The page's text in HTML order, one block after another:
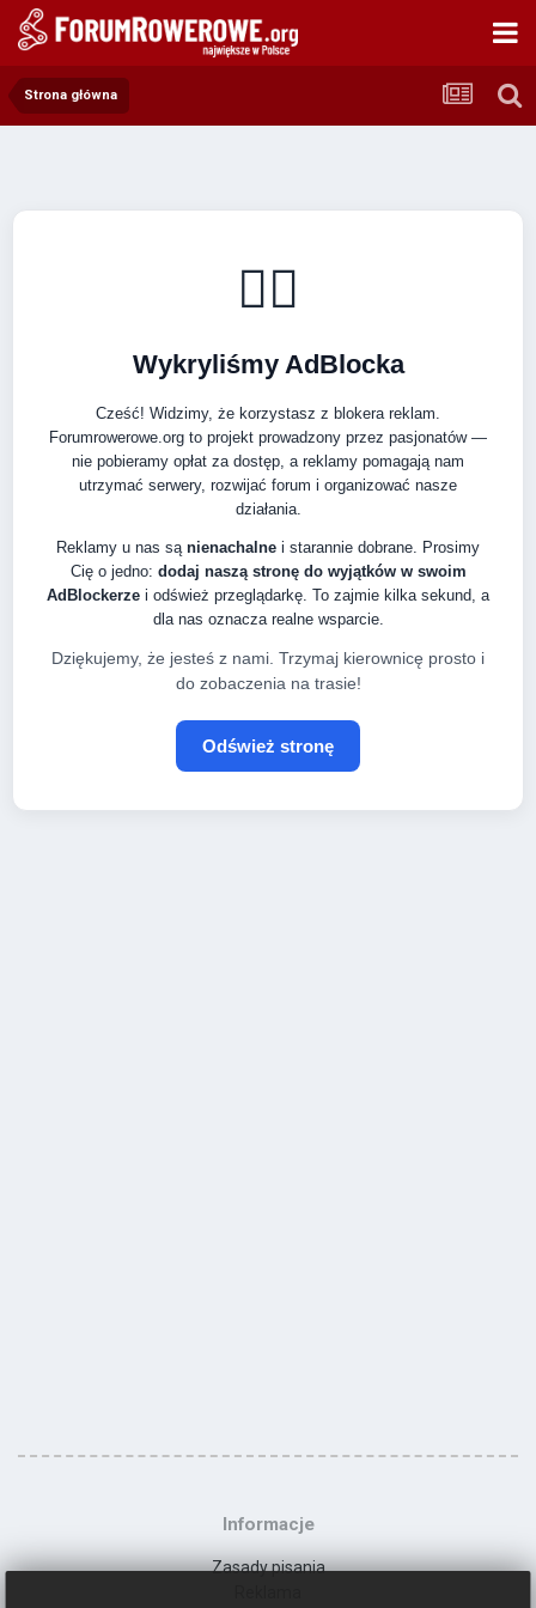
Strona główna
🚴‍♂️
Wykryliśmy AdBlocka
Cześć! Widzimy, że korzystasz z blokera reklam.
Forumrowerowe.org to projekt prowadzony przez pasjonatów —
nie pobieramy opłat za dostęp, a reklamy pomagają nam
utrzymać serwery, rozwijać forum i organizować nasze
działania.
Reklamy u nas są nienachalne i starannie dobrane. Prosimy
Cię o jedno: dodaj naszą stronę do wyjątków w swoim
AdBlockerze i odśwież przeglądarkę. To zajmie kilka sekund, a
dla nas oznacza realne wsparcie.
Dziękujemy, że jesteś z nami. Trzymaj kierownicę prosto i
do zobaczenia na trasie!
Odśwież stronę
Informacje
Zasady pisania